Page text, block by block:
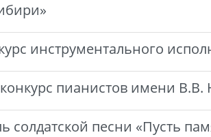
инструментального
пианистов имени В.В.
солдатской песни «Пусть